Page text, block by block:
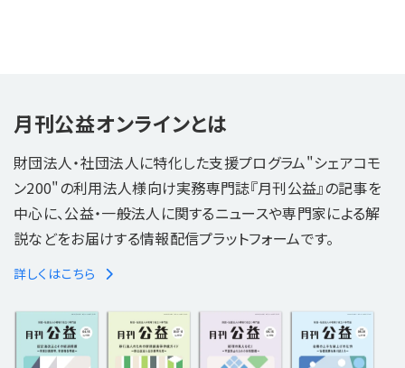
月刊公益オンラインとは
財団法人・社団法人に特化した支援プログラム"シェアコモ
ン200"の利用法人様向け実務専門誌『月刊公益』の記事を
中心に、公益・一般法人に関するニュースや専門家による解
説などをお届けする情報配信プラットフォームです。
詳しくはこちら